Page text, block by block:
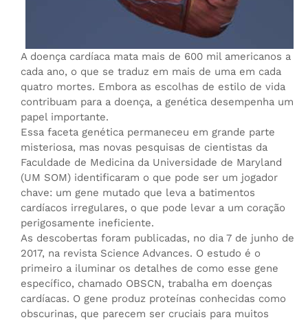
A doença cardíaca mata mais de 600 mil americanos a
cada ano, o que se traduz em mais de uma em cada
quatro mortes. Embora as escolhas de estilo de vida
contribuam para a doença, a genética desempenha um
papel importante.
Essa faceta genética permaneceu em grande parte
misteriosa, mas novas pesquisas de cientistas da
Faculdade de Medicina da Universidade de Maryland
(UM SOM) identificaram o que pode ser um jogador
chave: um gene mutado que leva a batimentos
cardíacos irregulares, o que pode levar a um coração
perigosamente ineficiente.
As descobertas foram publicadas, no dia 7 de junho de
2017, na revista Science Advances. O estudo é o
primeiro a iluminar os detalhes de como esse gene
específico, chamado OBSCN, trabalha em doenças
cardíacas. O gene produz proteínas conhecidas como
obscurinas, que parecem ser cruciais para muitos